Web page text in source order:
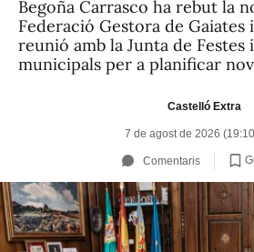
Begoña Carrasco ha rebut la
Federació Gestora de Gaiates
reunió amb la Junta de Festes
municipals per a planificar
Castelló Extra
7 de agost de 2026
Comentaris